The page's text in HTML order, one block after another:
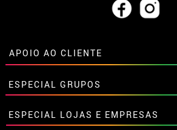
APOIO AO CLIENTE
• Sobre nós
• Condições de venda
• Aviso legal ePrivacidade
• Atendimento ao cliente
ESPECIAL GRUPOS
Descontos especiais para grupos.
ESPECIAL LOJAS E EMPRESAS